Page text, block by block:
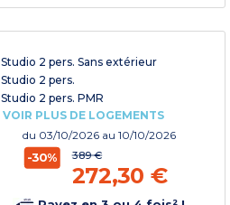
Studio 2 pers. Sans extérieur
Studio 2 pers.
Studio 2 pers. PMR
VOIR PLUS DE LOGEMENTS
du 03/10/2026 au 10/10/2026
-30% 389 €
272,30 €